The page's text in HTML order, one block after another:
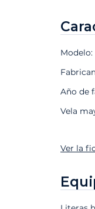
Modelo:
Año de
Vela
Ver la